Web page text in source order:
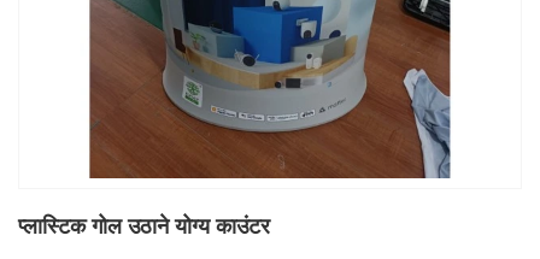
प्लास्टिक गोल उठाने योग्य काउंटर